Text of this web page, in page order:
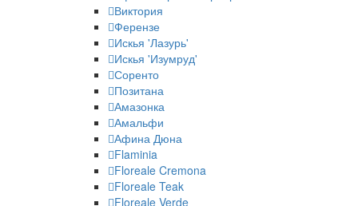
Виктория
Ферензе
Искья 'Лазурь'
Искья 'Изумруд'
Соренто
Позитана
Амазонка
Амальфи
Афина Дюна
Flaminia
Floreale Cremona
Floreale Teak
Floreale Verde